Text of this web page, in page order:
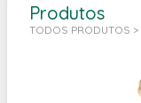
Produtos
TODOS PRODUTOS >